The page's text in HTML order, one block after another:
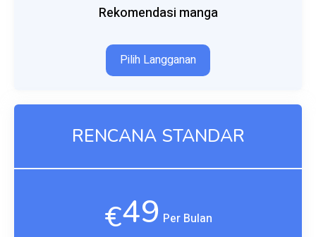
Rekomendasi manga
Pilih Langganan
RENCANA STANDAR
€49 Per Bulan